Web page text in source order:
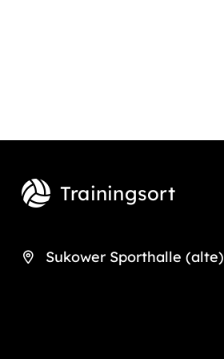
Trainingsort
Sukower Sporthalle (alte)